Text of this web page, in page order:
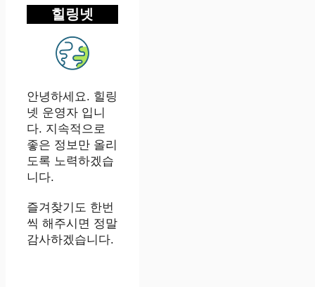
힐링넷
안녕하세요. 힐링
넷 운영자 입니
다. 지속적으로
좋은 정보만 올리
도록 노력하겠습
니다.
즐겨찾기도 한번
씩 해주시면 정말
감사하겠습니다.